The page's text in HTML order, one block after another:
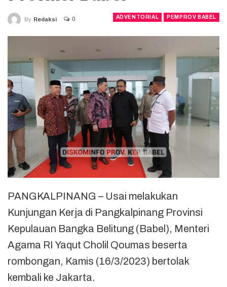
ADVENTORIAL PEMPROV BABEL
By Redaksi 0
PANGKALPINANG – Usai melakukan
Kunjungan Kerja di Pangkalpinang Provinsi
Kepulauan Bangka Belitung (Babel), Menteri
Agama RI Yaqut Cholil Qoumas beserta
rombongan, Kamis (16/3/2023) bertolak
kembali ke Jakarta.